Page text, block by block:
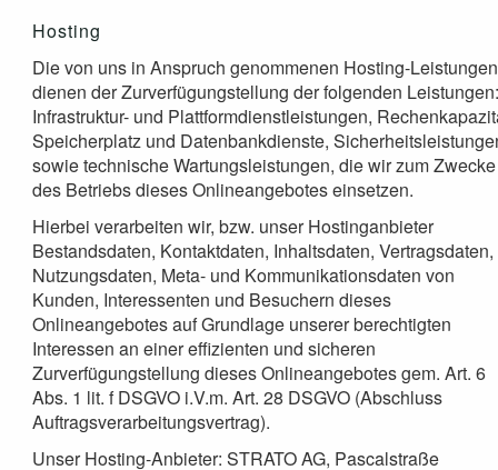
Hosting
Die von uns in Anspruch genommenen Hosting-Leistungen
dienen der Zurverfügungstellung der folgenden
Infrastruktur- und Plattformdienstleistungen,
Speicherplatz und Datenbankdienste,
sowie technische Wartungsleistungen, die wir zum Zwecke
des Betriebs dieses Onlineangebotes einsetzen.
Hierbei verarbeiten wir, bzw. unser Hostinganbieter
Bestandsdaten, Kontaktdaten, Inhaltsdaten, Vertragsdaten,
Nutzungsdaten, Meta- und Kommunikationsdaten von
Kunden, Interessenten und Besuchern dieses
Onlineangebotes auf Grundlage unserer berechtigten
Interessen an einer effizienten und sicheren
Zurverfügungstellung dieses Onlineangebotes gem. Art. 6
Abs. 1 lit. f DSGVO i.V.m. Art. 28 DSGVO (Abschluss
Auftragsverarbeitungsvertrag).
Unser Hosting-Anbieter: STRATO AG, Pascalstraße